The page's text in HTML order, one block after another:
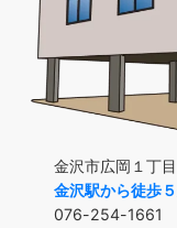
金沢市広岡１丁
金沢駅から徒歩
076-254-1661